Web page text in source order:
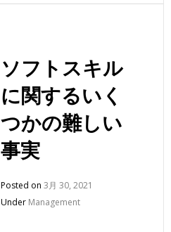
ソフトスキル
に関するいく
つかの難しい
事実
Posted on 3月 30, 2021
Under Management